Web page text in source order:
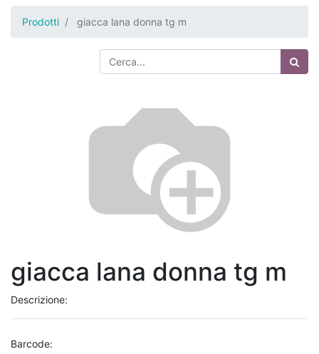
Prodotti giacca lana donna tg m
giacca lana donna tg m
Descrizione:
Barcode: